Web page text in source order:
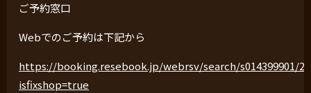
ご予約窓口
Webでのご予約は下記から
https://booking.resebook.jp/webrsv/search/s014399901/
isfixshop=true